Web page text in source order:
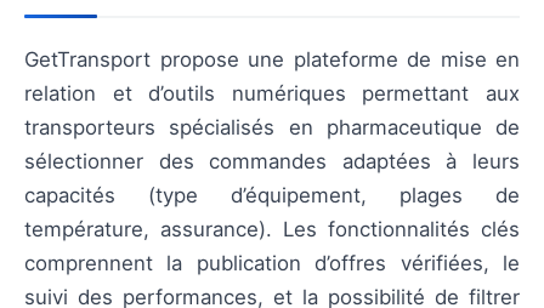
GetTransport propose une plateforme de mise en
relation et d’outils numériques permettant aux
transporteurs spécialisés en pharmaceutique de
sélectionner des commandes adaptées à leurs
capacités (type d’équipement, plages de
température, assurance). Les fonctionnalités clés
comprennent la publication d’offres vérifiées, le
suivi des performances, et la possibilité de filtrer